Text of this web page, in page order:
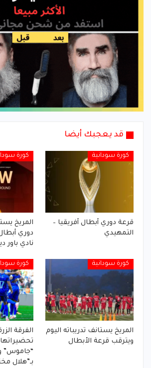
قد يعجبك أيضا
كورة سودانية
قرعة دوري أبطال أفريقيا –
التمهيدي
كورة
المريخ
دوري
نادي باور
كورة سودانية
المريخ يستانف تدريباته اليوم
ويترقب قرعة الأبطال
كورة
الفرقة
“جاموس”
بـ”هلال